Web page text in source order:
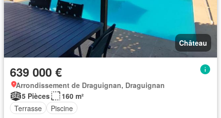
Château
639 000 €
Arrondissement de Draguignan, Draguignan
5 Pièces
160 m²
Terrasse
Piscine